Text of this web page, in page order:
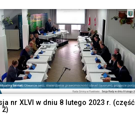
nr XLVI w dniu 8 lutego 2023 r. (część
2)